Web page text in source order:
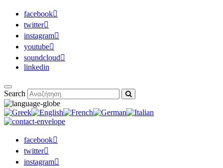
facebook
twitter
instagram
youtube
soundcloud
linkedin
Search
facebook
twitter
instagram